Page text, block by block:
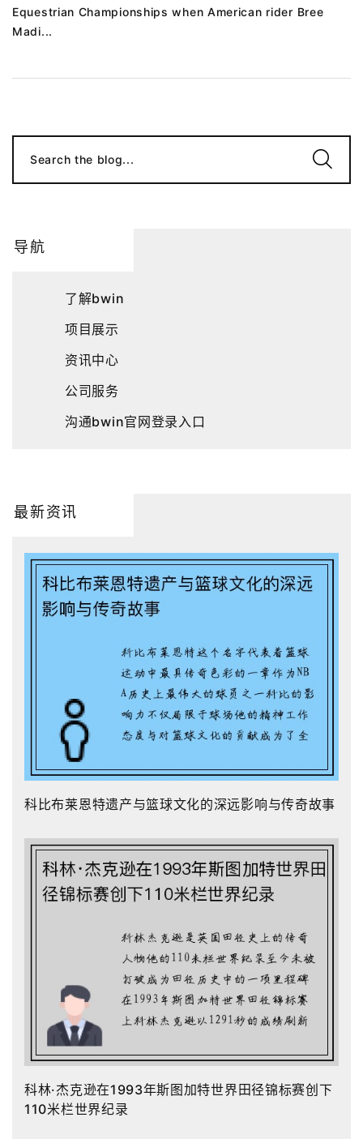
Equestrian Championships when American rider Bree
Madi...
Search the blog...
导航
了解bwin
项目展示
资讯中心
公司服务
沟通bwin官网登录入口
最新资讯
科比布莱恩特遗产与篮球文化的深远影响与传奇故事
科林·杰克逊在1993年斯图加特世界田径锦标赛创下
110米栏世界纪录